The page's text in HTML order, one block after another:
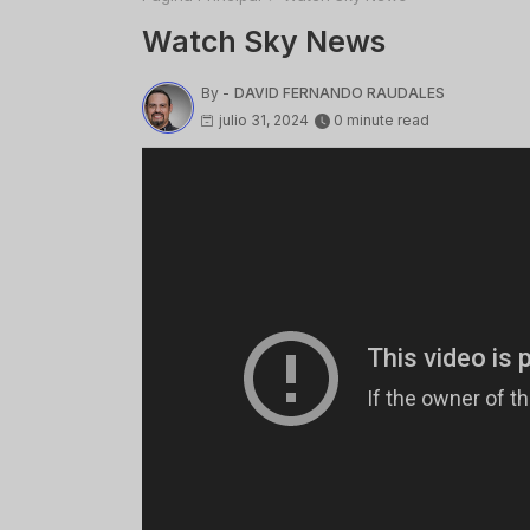
Watch Sky News
By - DAVID FERNANDO RAUDALES
julio 31, 2024
0 minute read